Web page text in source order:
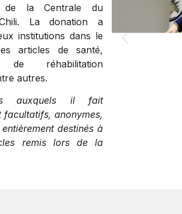
de la Centrale du
La donation a
institutions dans le
articles de santé,
de réhabilitation
autres.
auxquels il fait
facultatifs, anonymes,
destinés à
remis lors de la